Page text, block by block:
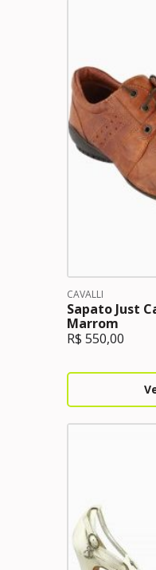
CAVALLI
Sapato Just
Marrom
R$ 550,00